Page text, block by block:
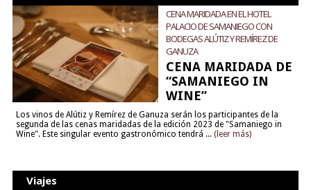
CENA MARIDADA EN EL HOTEL
PALACIO DE SAMANIEGO CON
BODEGAS ALÚTIZ Y REMÍREZ DE
GANUZA
CENA MARIDADA DE
“SAMANIEGO IN
WINE”
Los vinos de Alútiz y Remírez de Ganuza serán los participantes de la
segunda de las cenas maridadas de la edición 2023 de "Samaniego in
Wine". Este singular evento gastronómico tendrá ... (leer más)
Viajes